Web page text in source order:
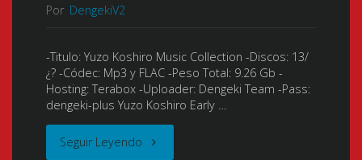
Por DengekiV2
-Titulo: Yuzo Koshiro Music Collection -Discos: 13/
¿? -Códec: Mp3 y FLAC -Peso Total: 9.26 Gb -
Hosting: Terabox -Uploader: Dengeki Team -Pass:
dengeki-plus Yuzo Koshiro Early …
Seguir Leyendo "Yuzo